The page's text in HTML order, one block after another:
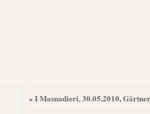
« I Masnadieri, 30.05.2010,